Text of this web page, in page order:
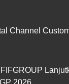
Channel
2026